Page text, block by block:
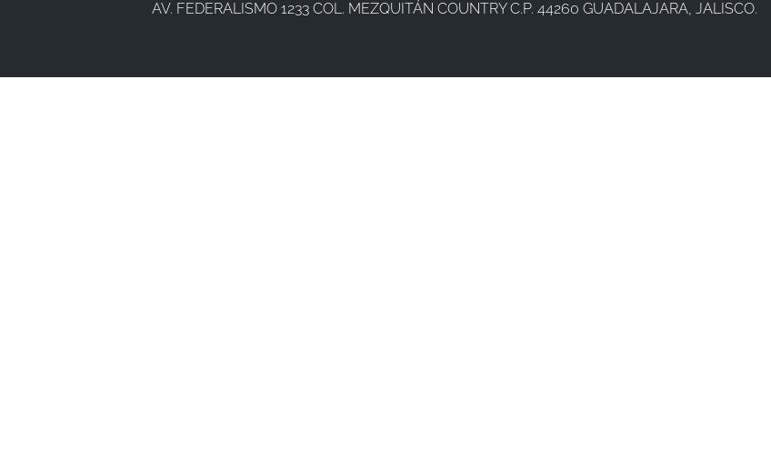
AV. FEDERALISMO 1233 COL. MEZQUITÁN COUNTRY C.P. 44260 GUADALAJARA, JALISCO.